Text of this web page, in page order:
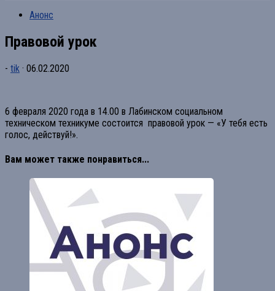
Анонс
Правовой урок
- tik · 06.02.2020
6 февраля 2020 года в 14.00 в Лабинском социальном
техническом техникуме состоится правовой урок — «У тебя есть
голос, действуй!».
Вам может также понравиться...